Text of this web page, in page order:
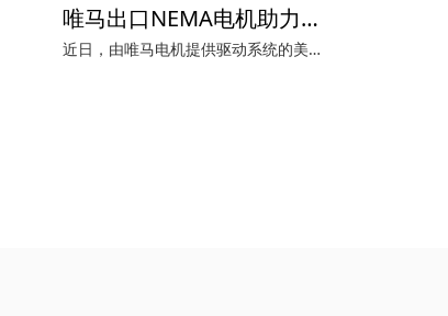
唯马出口NEMA电机助力美国某钢管制造厂新厂建立
近日，由唯马电机提供驱动系统的美国某知名钢管制造集团全新工厂项目目前已接近完工。该项目中，唯马电机成功向其交付了TECO/东元总计46台符合NEMA标准的高性能电机，其中包括41台AEHH系列低压电机与5台AFJN系列高压电机。